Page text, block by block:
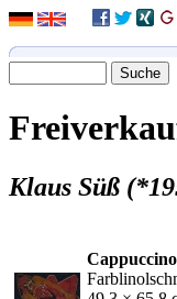
Klaus Süß